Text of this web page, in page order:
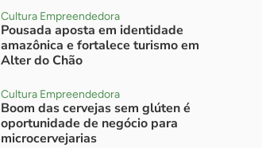
Cultura Empreendedora
Pousada aposta em identidade
amazônica e fortalece turismo em
Alter do Chão
Cultura Empreendedora
Boom das cervejas sem glúten é
oportunidade de negócio para
microcervejarias